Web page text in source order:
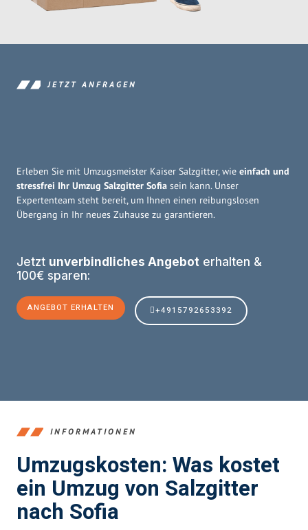
JETZT ANFRAGEN
Erleben Sie mit Umzugsmeister Kaiser Salzgitter, wie einfach und
stressfrei Ihr Umzug Salzgitter Sofia sein kann. Unser
Expertenteam steht bereit, um Ihnen einen reibungslosen
Übergang in Ihr neues Zuhause zu garantieren.
Jetzt unverbindliches Angebot erhalten &
100€ sparen:
ANGEBOT ERHALTEN +4915792653392
INFORMATIONEN
Umzugskosten: Was kostet
ein Umzug von Salzgitter
nach Sofia